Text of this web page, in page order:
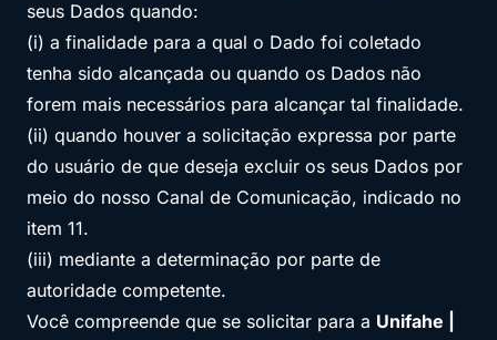
seus Dados quando:
(i) a finalidade para a qual o Dado foi coletado
tenha sido alcançada ou quando os Dados não
forem mais necessários para alcançar tal finalidade.
(ii) quando houver a solicitação expressa por parte
do usuário de que deseja excluir os seus Dados por
meio do nosso Canal de Comunicação, indicado no
item 11.
(iii) mediante a determinação por parte de
autoridade competente.
Você compreende que se solicitar para a Unifahe |